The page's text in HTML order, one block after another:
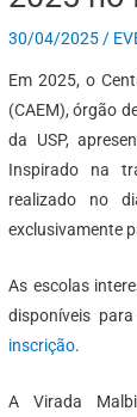
30/04/2025 /
Em 2025, o
(CAEM), órgão
da USP,
Inspirado na
realizado no
exclusivamente
As escolas
disponíveis
inscrição.
A Virada